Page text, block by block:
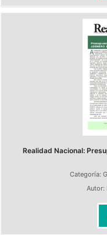
Realidad Nacional:
Categoría:
Autor: